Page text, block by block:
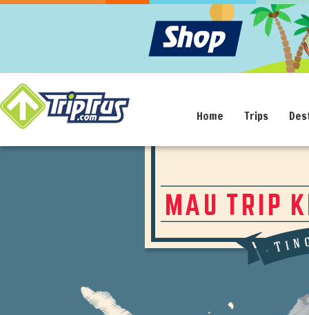
Home Trips